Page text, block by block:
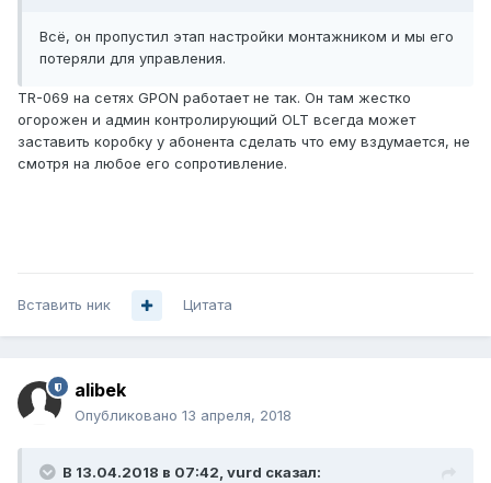
Всё, он пропустил этап настройки монтажником и мы его
потеряли для управления.
TR-069 на сетях GPON работает не так. Он там жестко
огорожен и админ контролирующий OLT всегда может
заставить коробку у абонента сделать что ему вздумается, не
смотря на любое его сопротивление.
Вставить ник Цитата
alibek
Опубликовано 13 апреля, 2018
В 13.04.2018 в 07:42, vurd сказал: